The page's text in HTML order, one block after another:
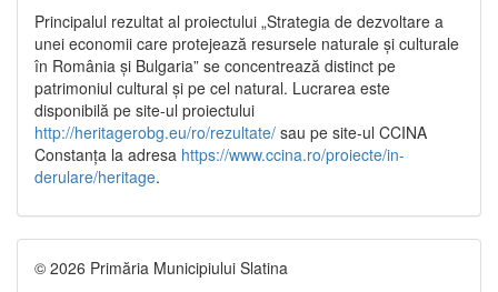
Principalul rezultat al proiectului „Strategia de dezvoltare a
unei economii care protejează resursele naturale și culturale
în România și Bulgaria” se concentrează distinct pe
patrimoniul cultural și pe cel natural. Lucrarea este
disponibilă pe site-ul proiectului
http://heritagerobg.eu/ro/rezultate/ sau pe site-ul CCINA
Constanța la adresa https://www.ccina.ro/proiecte/in-
derulare/heritage.
© 2026 Primăria Municipiului Slatina